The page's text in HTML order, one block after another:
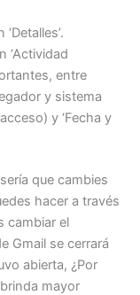
‘Actividad
entre
y sistema
y ‘Fecha y
que cambies
hacer a través
cambiar el
Gmail se cerrará
abierta, ¿Por
mayor